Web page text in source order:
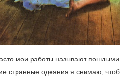
мои работы называют
странные одеяния я снимаю,